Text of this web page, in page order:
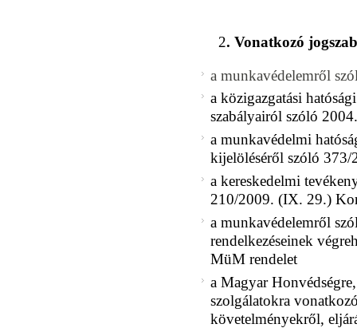
2. Vonatkozó
a munkavédelemről
a közigazgatási
szabályairól szóló
a munkavédelmi
kijelöléséről szóló
a kereskedelmi
210/2009. (IX. 29.)
a munkavédelemről
rendelkezéseinek
MüM rendelet
a Magyar
szolgálatokra
követelményekről,